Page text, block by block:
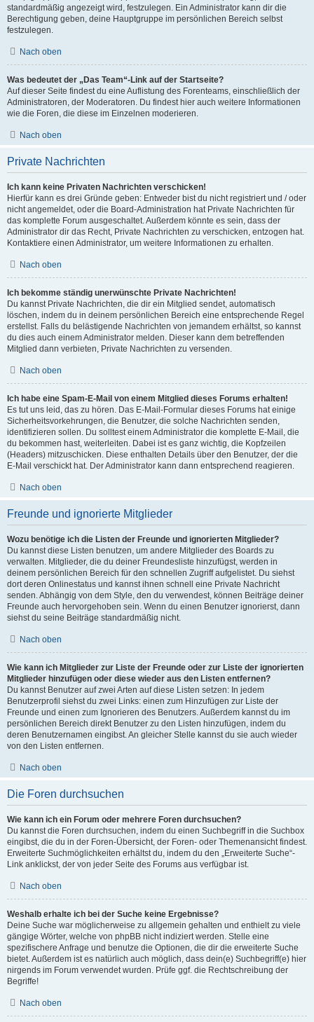
standardmäßig angezeigt wird, festzulegen. Ein Administrator kann dir die
Berechtigung geben, deine Hauptgruppe im persönlichen Bereich selbst
festzulegen.
Nach oben
Was bedeutet der „Das Team“-Link auf der Startseite?
Auf dieser Seite findest du eine Auflistung des Forenteams, einschließlich der
Administratoren, der Moderatoren. Du findest hier auch weitere Informationen
wie die Foren, die diese im Einzelnen moderieren.
Nach oben
Private Nachrichten
Ich kann keine Privaten Nachrichten verschicken!
Hierfür kann es drei Gründe geben: Entweder bist du nicht registriert und / oder
nicht angemeldet, oder die Board-Administration hat Private Nachrichten für
das komplette Forum ausgeschaltet. Außerdem könnte es sein, dass der
Administrator dir das Recht, Private Nachrichten zu verschicken, entzogen hat.
Kontaktiere einen Administrator, um weitere Informationen zu erhalten.
Nach oben
Ich bekomme ständig unerwünschte Private Nachrichten!
Du kannst Private Nachrichten, die dir ein Mitglied sendet, automatisch
löschen, indem du in deinem persönlichen Bereich eine entsprechende Regel
erstellst. Falls du belästigende Nachrichten von jemandem erhältst, so kannst
du dies auch einem Administrator melden. Dieser kann dem betreffenden
Mitglied dann verbieten, Private Nachrichten zu versenden.
Nach oben
Ich habe eine Spam-E-Mail von einem Mitglied dieses Forums erhalten!
Es tut uns leid, das zu hören. Das E-Mail-Formular dieses Forums hat einige
Sicherheitsvorkehrungen, die Benutzer, die solche Nachrichten senden,
identifizieren sollen. Du solltest einem Administrator die komplette E-Mail, die
du bekommen hast, weiterleiten. Dabei ist es ganz wichtig, die Kopfzeilen
(Headers) mitzuschicken. Diese enthalten Details über den Benutzer, der die
E-Mail verschickt hat. Der Administrator kann dann entsprechend reagieren.
Nach oben
Freunde und ignorierte Mitglieder
Wozu benötige ich die Listen der Freunde und ignorierten Mitglieder?
Du kannst diese Listen benutzen, um andere Mitglieder des Boards zu
verwalten. Mitglieder, die du deiner Freundesliste hinzufügst, werden in
deinem persönlichen Bereich für den schnellen Zugriff aufgelistet. Du siehst
dort deren Onlinestatus und kannst ihnen schnell eine Private Nachricht
senden. Abhängig von dem Style, den du verwendest, können Beiträge deiner
Freunde auch hervorgehoben sein. Wenn du einen Benutzer ignorierst, dann
siehst du seine Beiträge standardmäßig nicht.
Nach oben
Wie kann ich Mitglieder zur Liste der Freunde oder zur Liste der ignorierten
Mitglieder hinzufügen oder diese wieder aus den Listen entfernen?
Du kannst Benutzer auf zwei Arten auf diese Listen setzen: In jedem
Benutzerprofil siehst du zwei Links: einen zum Hinzufügen zur Liste der
Freunde und einen zum Ignorieren des Benutzers. Außerdem kannst du im
persönlichen Bereich direkt Benutzer zu den Listen hinzufügen, indem du
deren Benutzernamen eingibst. An gleicher Stelle kannst du sie auch wieder
von den Listen entfernen.
Nach oben
Die Foren durchsuchen
Wie kann ich ein Forum oder mehrere Foren durchsuchen?
Du kannst die Foren durchsuchen, indem du einen Suchbegriff in die Suchbox
eingibst, die du in der Foren-Übersicht, der Foren- oder Themenansicht findest.
Erweiterte Suchmöglichkeiten erhältst du, indem du den „Erweiterte Suche“-
Link anklickst, der von jeder Seite des Forums aus verfügbar ist.
Nach oben
Weshalb erhalte ich bei der Suche keine Ergebnisse?
Deine Suche war möglicherweise zu allgemein gehalten und enthielt zu viele
gängige Wörter, welche von phpBB nicht indiziert werden. Stelle eine
spezifischere Anfrage und benutze die Optionen, die dir die erweiterte Suche
bietet. Außerdem ist es natürlich auch möglich, dass dein(e) Suchbegriff(e) hier
nirgends im Forum verwendet wurden. Prüfe ggf. die Rechtschreibung der
Begriffe!
Nach oben